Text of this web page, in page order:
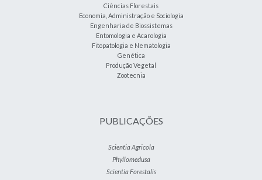
Ciências Florestais
Economia, Administração e Sociologia
Engenharia de Biossistemas
Entomologia e Acarologia
Fitopatologia e Nematologia
Genética
Produção Vegetal
Zootecnia
PUBLICAÇÕES
Scientia Agricola
Phyllomedusa
Scientia Forestalis